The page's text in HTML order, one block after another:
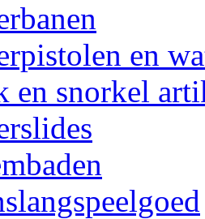
en
en snorkel